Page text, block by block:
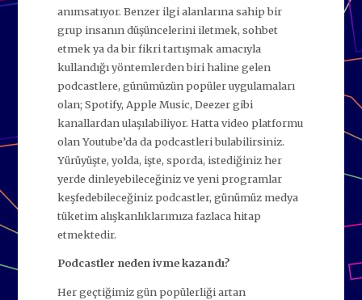
anımsatıyor. Benzer ilgi alanlarına sahip bir
grup insanın düşüncelerini iletmek, sohbet
etmek ya da bir fikri tartışmak amacıyla
kullandığı yöntemlerden biri haline gelen
podcastlere, günümüzün popüler uygulamaları
olan; Spotify, Apple Music, Deezer gibi
kanallardan ulaşılabiliyor. Hatta video platformu
olan Youtube’da da podcastleri bulabilirsiniz.
Yürüyüşte, yolda, işte, sporda, istediğiniz her
yerde dinleyebileceğiniz ve yeni programlar
keşfedebileceğiniz podcastler, günümüz medya
tüketim alışkanlıklarımıza fazlaca hitap
etmektedir.
Podcastler neden ivme kazandı?
Her geçtiğimiz gün popülerliği artan